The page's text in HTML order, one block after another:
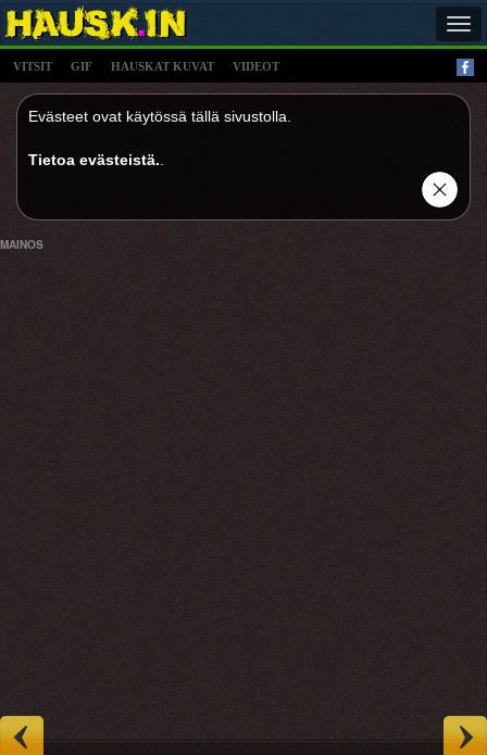
VITSIT GIF HAUSKAT KUVAT VIDEOT
Evästeet ovat käytössä tällä sivustolla.
Tietoa evästeistä.
MAINOS